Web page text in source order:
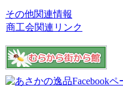
その他関連情報
商工会関連リンク